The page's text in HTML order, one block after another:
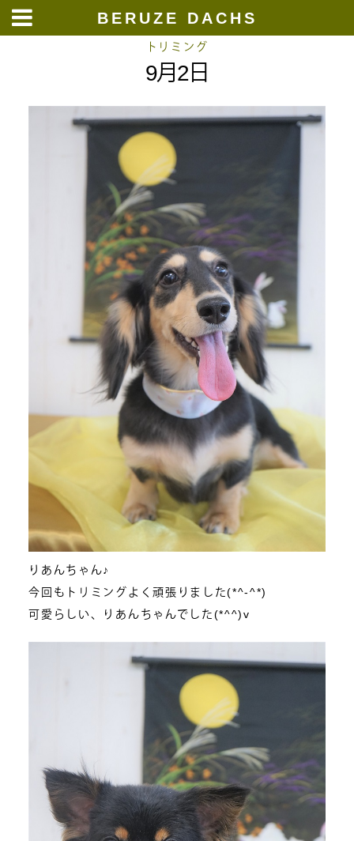
BERUZE DACHS
トリミング
9月2日
りあんちゃん♪
今回もトリミングよく頑張りました(*^-^*)
可愛らしい、りあんちゃんでした(*^^)v